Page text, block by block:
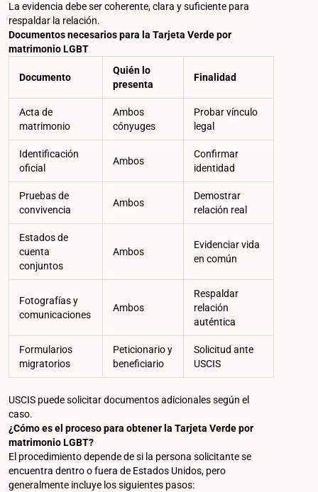
La evidencia debe ser coherente, clara y suficiente para
respaldar la relación.
Documentos necesarios para la Tarjeta Verde por
matrimonio LGBT
Documento
Quién lo
presenta
Finalidad
Acta de
matrimonio
Ambos
cónyuges
Probar vínculo
legal
Identificación
oficial
Ambos
Confirmar
identidad
Pruebas de
convivencia
Ambos
Demostrar
relación real
Estados de
cuenta
conjuntos
Ambos
Evidenciar vida
en común
Fotografías y
comunicaciones
Ambos
Respaldar
relación
auténtica
Formularios
migratorios
Peticionario y
beneficiario
Solicitud ante
USCIS
USCIS puede solicitar documentos adicionales según el
caso.
¿Cómo es el proceso para obtener la Tarjeta Verde por
matrimonio LGBT?
El procedimiento depende de si la persona solicitante se
encuentra dentro o fuera de Estados Unidos, pero
generalmente incluye los siguientes pasos: